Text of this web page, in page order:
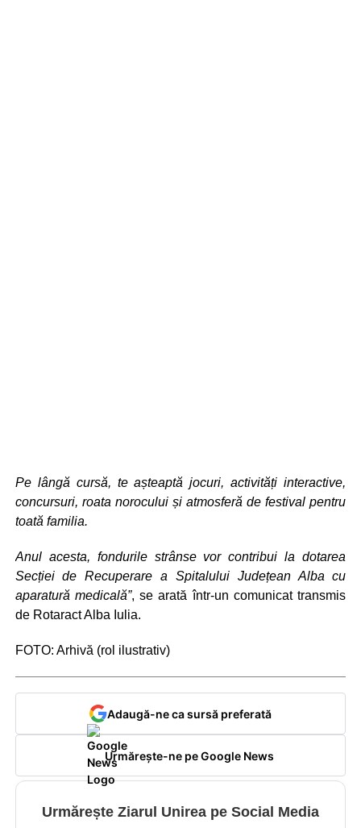
Pe lângă cursă, te așteaptă jocuri, activități interactive,
concursuri, roata norocului și atmosferă de festival pentru
toată familia.
Anul acesta, fondurile strânse vor contribui la dotarea
Secției de Recuperare a Spitalului Județean Alba cu
aparatură medicală”, se arată într-un comunicat transmis
de Rotaract Alba Iulia.
FOTO: Arhivă (rol ilustrativ)
Adaugă-ne ca sursă preferată
Urmărește-ne pe Google News
Urmărește Ziarul Unirea pe Social Media